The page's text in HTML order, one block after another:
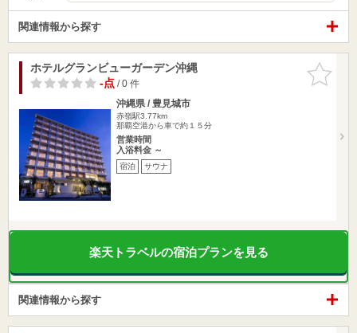
関連情報から探す
お気に入
りに追加
ホテルグランビューガーデン沖縄
-点/ 0 件
沖縄県 / 豊見城市
赤嶺駅3.77km
那覇空港から車で約１５分
営業時間
入浴料金 ～
宿泊 サウナ
楽天トラベルの宿泊プランを見る
関連情報から探す